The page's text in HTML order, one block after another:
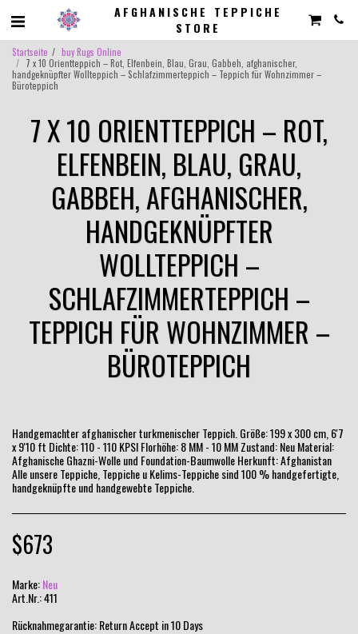
AFGHANISCHE TEPPICHE
STORE
Startseite
buy Rugs Online
7 x 10 Orientteppich – Rot, Elfenbein, Blau, Grau, Gabbeh, afghanischer,
handgeknüpfter Wollteppich – Schlafzimmerteppich – Teppich für Wohnzimmer –
Büroteppich
7 X 10 ORIENTTEPPICH – ROT,
ELFENBEIN, BLAU, GRAU,
GABBEH, AFGHANISCHER,
HANDGEKNÜPFTER
WOLLTEPPICH –
SCHLAFZIMMERTEPPICH –
TEPPICH FÜR WOHNZIMMER –
BÜROTEPPICH
Handgemachter afghanischer turkmenischer Teppich. Größe: 199 x 300 cm, 6'7
x 9'10 ft Dichte: 110 - 110 KPSI Florhöhe: 8 MM - 10 MM Zustand: Neu Material:
Afghanische Ghazni-Wolle und Foundation-Baumwolle Herkunft: Afghanistan
Alle unsere Teppiche, Teppiche u Kelims-Teppiche sind 100 % handgefertigte,
handgeknüpfte und handgewebte Teppiche.
$673
Marke:Neu
Art.Nr.:411
Rücknahmegarantie:Return Accept in 10 Days